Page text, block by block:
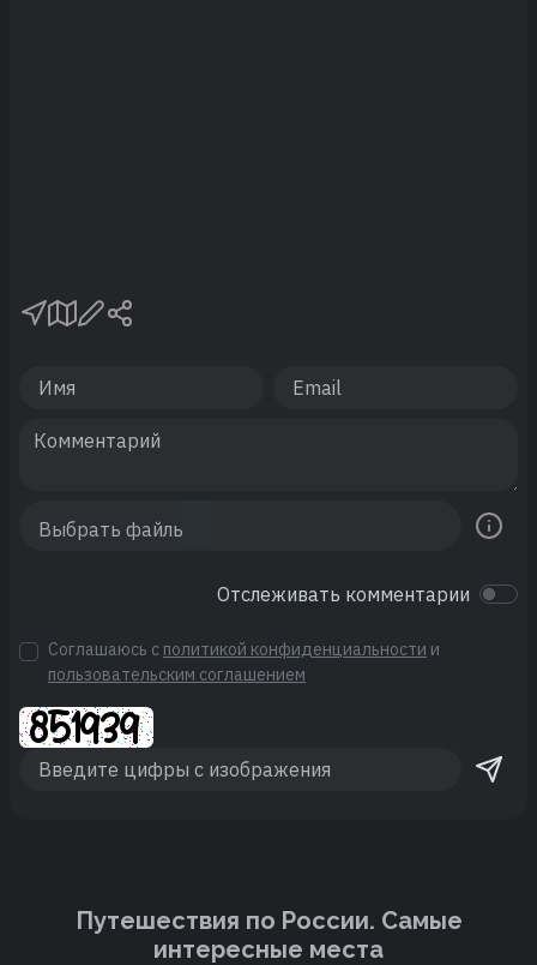
Отслеживать комментарии
Соглашаюсь с политикой конфиденциальности и
пользовательским соглашением
Путешествия по России. Cамые
интересные места